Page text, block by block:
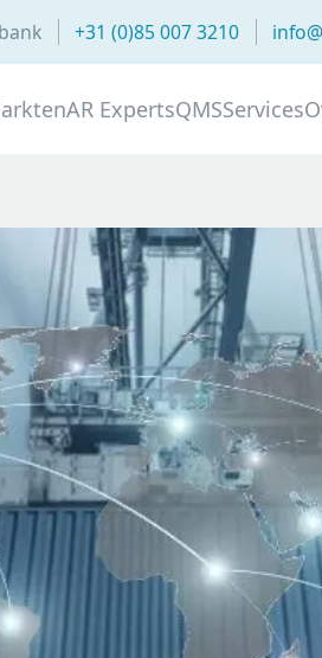
+31 (0)85 007 3210
AR ExpertsQMSServices